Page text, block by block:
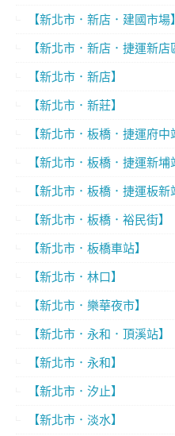
【新北市．新店．建國市場】
【新北市．新店．捷運新店
【新北市．新店】
【新北市．新莊】
【新北市．板橋．捷運府中
【新北市．板橋．捷運新埔
【新北市．板橋．捷運板新
【新北市．板橋．裕民街】
【新北市．板橋車站】
【新北市．林口】
【新北市．樂華夜市】
【新北市．永和．頂溪站】
【新北市．永和】
【新北市．汐止】
【新北市．淡水】